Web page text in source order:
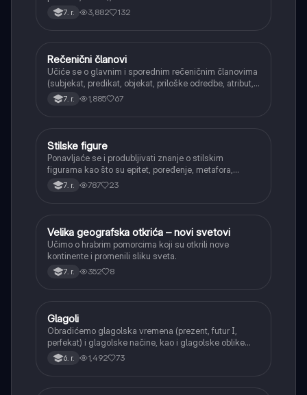
aorist, imperfekat, pluskvamperfekat, futur II, kao i
glagolski prilozi i pridevi.
7. r. 3,882 132
Srpski jezik
Rečenični članovi
Učiće se o glavnim i sporednim rečeničnim članovima
(subjekat, predikat, objekat, priloške odredbe, atribut,
apozicija) i njihovoj funkciji.
7. r. 1,885 67
Srpski jezik
Stilske figure
Ponavljaće se i produbljivati znanje o stilskim
figurama kao što su epitet, poređenje, metafora,
personifikacija, hiperbola, onomatopeja, aliteracija i
asonanca, razumevajući njihovu ulogu u tekstu.
7. r. 787 23
Istorija
Velika geografska otkrića – novi svetovi
Učimo o hrabrim pomorcima koji su otkrili nove
kontinente i promenili sliku sveta.
7. r. 352 8
Srpski jezik
Glagoli
Obradićemo glagolska vremena (prezent, futur I,
perfekat) i glagolske načine, kao i glagolske oblike
(infinitiv, glagolski pridevi i prilozi) i glagolski vid
(svršeni i nesvršeni).
6. r. 1,492 73